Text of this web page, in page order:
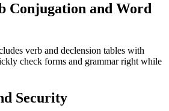
Conjugation and Word
verb and declension tables with
check forms and grammar right while
Security